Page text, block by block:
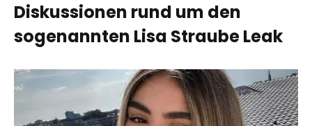
Diskussionen rund um den
sogenannten Lisa Straube Leak